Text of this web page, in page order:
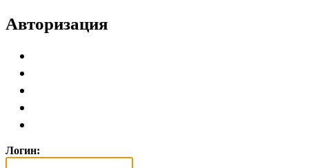
Авторизация
Логин: